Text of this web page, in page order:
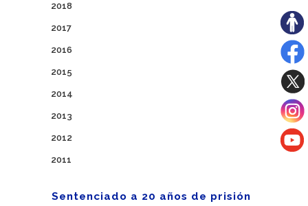
2018
2017
2016
2015
2014
2013
2012
2011
Sentenciado a 20 años de prisión